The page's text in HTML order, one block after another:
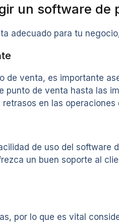
un software de
adecuado para tu
de venta, es importante
punto de venta hasta las
en las operaciones
de uso del
un buen soporte al
por lo que es vital